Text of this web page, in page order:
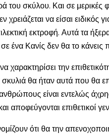
σκύλου. Και σε μερικές
να είσαι ειδικός
εκτροφή. Αυτά τα
ένα Κανίς δεν θα το κάνεις
την
θα ήταν αυτά που θα
είναι εντελώς
αποφεύγονται επιθετικοί
ότι θα την